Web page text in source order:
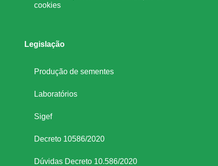
cookies
Legislação
Produção de sementes
Laboratórios
Sigef
Decreto 10586/2020
Dúvidas Decreto 10.586/2020